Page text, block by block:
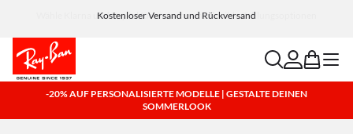
Wähle Klarna und PayPal für einfache und flexible Zahlungsoptionen
searchaccount
bag menu
-20% AUF PERSONALISIERTE MODELLE | GESTALTE DEINEN
SOMMERLOOK